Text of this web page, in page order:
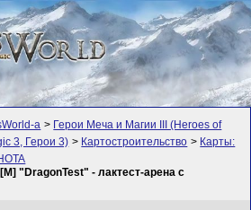
а > Герои Меча и Магии III (Heroes of
3, Герои 3) > Картостроительство > Карты:
[M] "DragonTest" - лактест-арена с